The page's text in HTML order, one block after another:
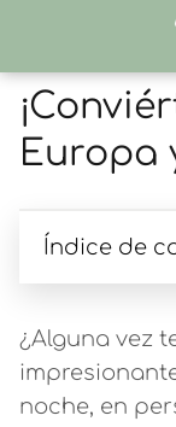
Europa
Índice de
¿Alguna vez
noche, en